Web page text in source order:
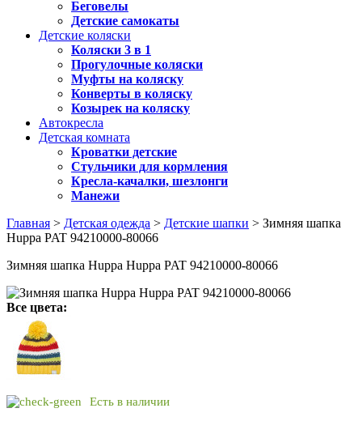
Беговелы
Детские самокаты
Детские коляски
Коляски 3 в 1
Прогулочные коляски
Муфты на коляску
Конверты в коляску
Козырек на коляску
Автокресла
Детская комната
Кроватки детские
Стульчики для кормления
Кресла-качалки, шезлонги
Манежи
Главная > Детская одежда > Детские шапки > Зимняя шапка
Huppa PAT 94210000-80066
Зимняя шапка Huppa Huppa PAT 94210000-80066
Все цвета:
Есть в наличии